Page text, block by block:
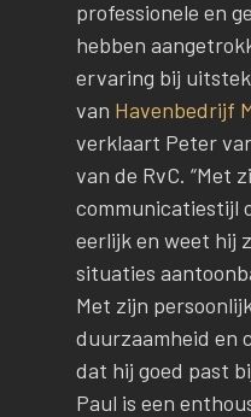
professionele en
hebben
ervaring bij
van Havenbedrijf
verklaart Peter
van de RvC. “Met
communicatiestijl
eerlijk en weet hij
situaties
Met zijn
duurzaamheid en
dat hij goed past
Paul is een